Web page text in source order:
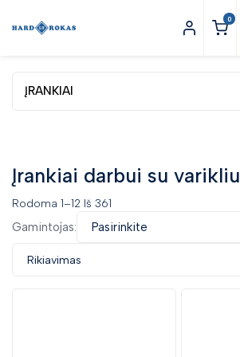
0
ĮRANKIAI
Darbo apranga
Įrankiai
Įrankiai darbui su varikliu
Rodoma 1–12 Iš 361
Gamintojas: Pasirinkite
Rikiavimas